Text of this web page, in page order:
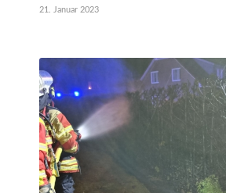
21. Januar 2023